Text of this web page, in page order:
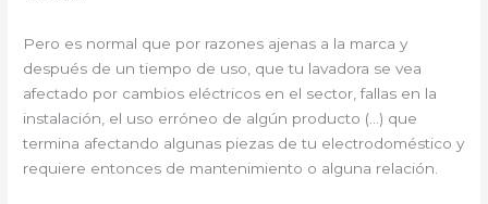
Pero es normal que por razones ajenas a la marca y
después de un tiempo de uso, que tu lavadora se vea
afectado por cambios eléctricos en el sector, fallas en la
instalación, el uso erróneo de algún producto (…) que
termina afectando algunas piezas de tu electrodoméstico y
requiere entonces de mantenimiento o alguna relación.